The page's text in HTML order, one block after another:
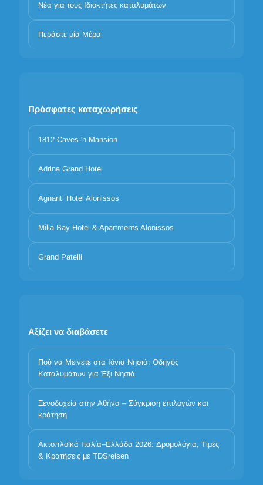
Νέα για τους Ιδιοκτήτες καταλυμάτων
Περάστε μία Μέρα
Πρόσφατες καταχωρήσεις
1812 Caves 'n Mansion
Adrina Grand Hotel
Agnanti Hotel Alonissos
Milia Bay Hotel & Apartments Alonissos
Grand Patelli
Αξίζει να διαβάσετε
Πού να Μείνετε στα Ιόνια Νησιά: Οδηγός
Καταλυμάτων για Έξι Νησιά
Ξενοδοχεία στην Αθήνα – Σύγκριση επιλογών και
κράτηση
Ακτοπλοϊκά Ιταλία–Ελλάδα 2026: Δρομολόγια, Τιμές
& Κρατήσεις με TDSreisen
Η προστασία των προσωπικών σας δεδομένων είναι
σημαντική
Χρησιμοποιούμε cookies για να βελτιώσουμε την εμπειρία σας.
Επιλέξτε ποιες κατηγορίες επιτρέπετε. Τα βασικά cookies είναι